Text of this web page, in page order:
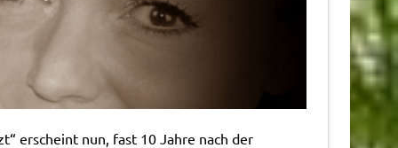
erscheint nun, fast 10 Jahre nach der